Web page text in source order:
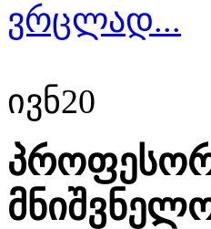
ვრცლად...
ივნ20
პროფესორ